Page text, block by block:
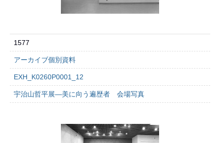
1577
アーカイブ個別資料
EXH_K0260P0001_12
宇治山哲平展―美に向う遍歴者 会場写真